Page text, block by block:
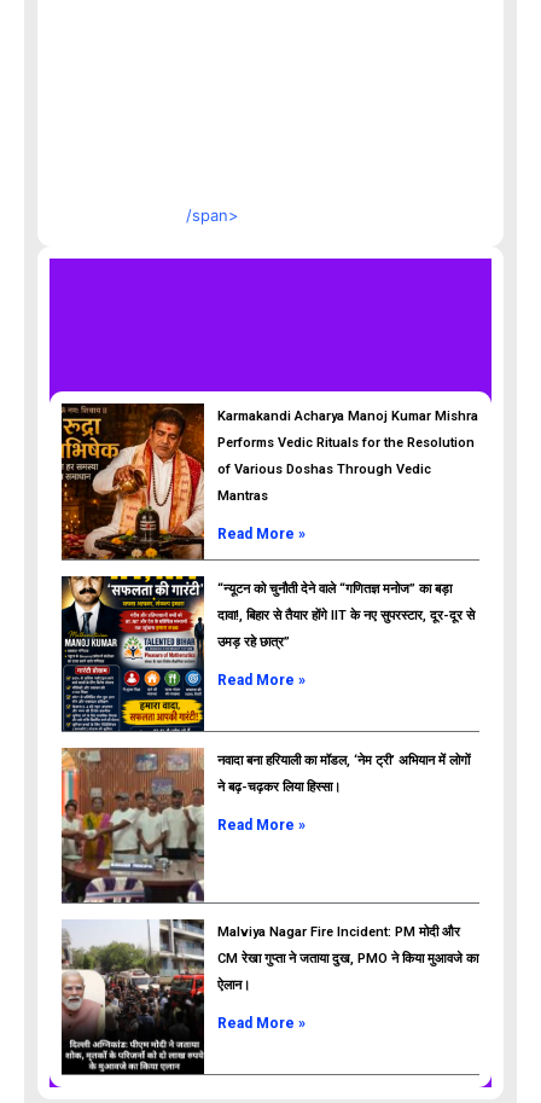
/span>
ads
Karmakandi Acharya Manoj Kumar Mishra
Performs Vedic Rituals for the Resolution
of Various Doshas Through Vedic
Mantras
Read More »
“न्यूटन को चुनौती देने वाले “गणितज्ञ मनोज” का बड़ा
दावा!, बिहार से तैयार होंगे IIT के नए सुपरस्टार, दूर-दूर से
उमड़ रहे छात्र”
Read More »
नवादा बना हरियाली का मॉडल, ‘नेम ट्री’ अभियान में लोगों
ने बढ़-चढ़कर लिया हिस्सा।
Read More »
Malviya Nagar Fire Incident: PM मोदी और
CM रेखा गुप्ता ने जताया दुख, PMO ने किया मुआवजे का
ऐलान।
Read More »